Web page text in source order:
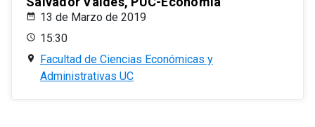
13 de Marzo de 2019
15:30
Facultad de Ciencias Económicas y
Administrativas UC